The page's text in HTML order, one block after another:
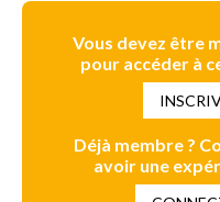
Vous devez être
pour accéder à
Déjà membre ?
avoir une